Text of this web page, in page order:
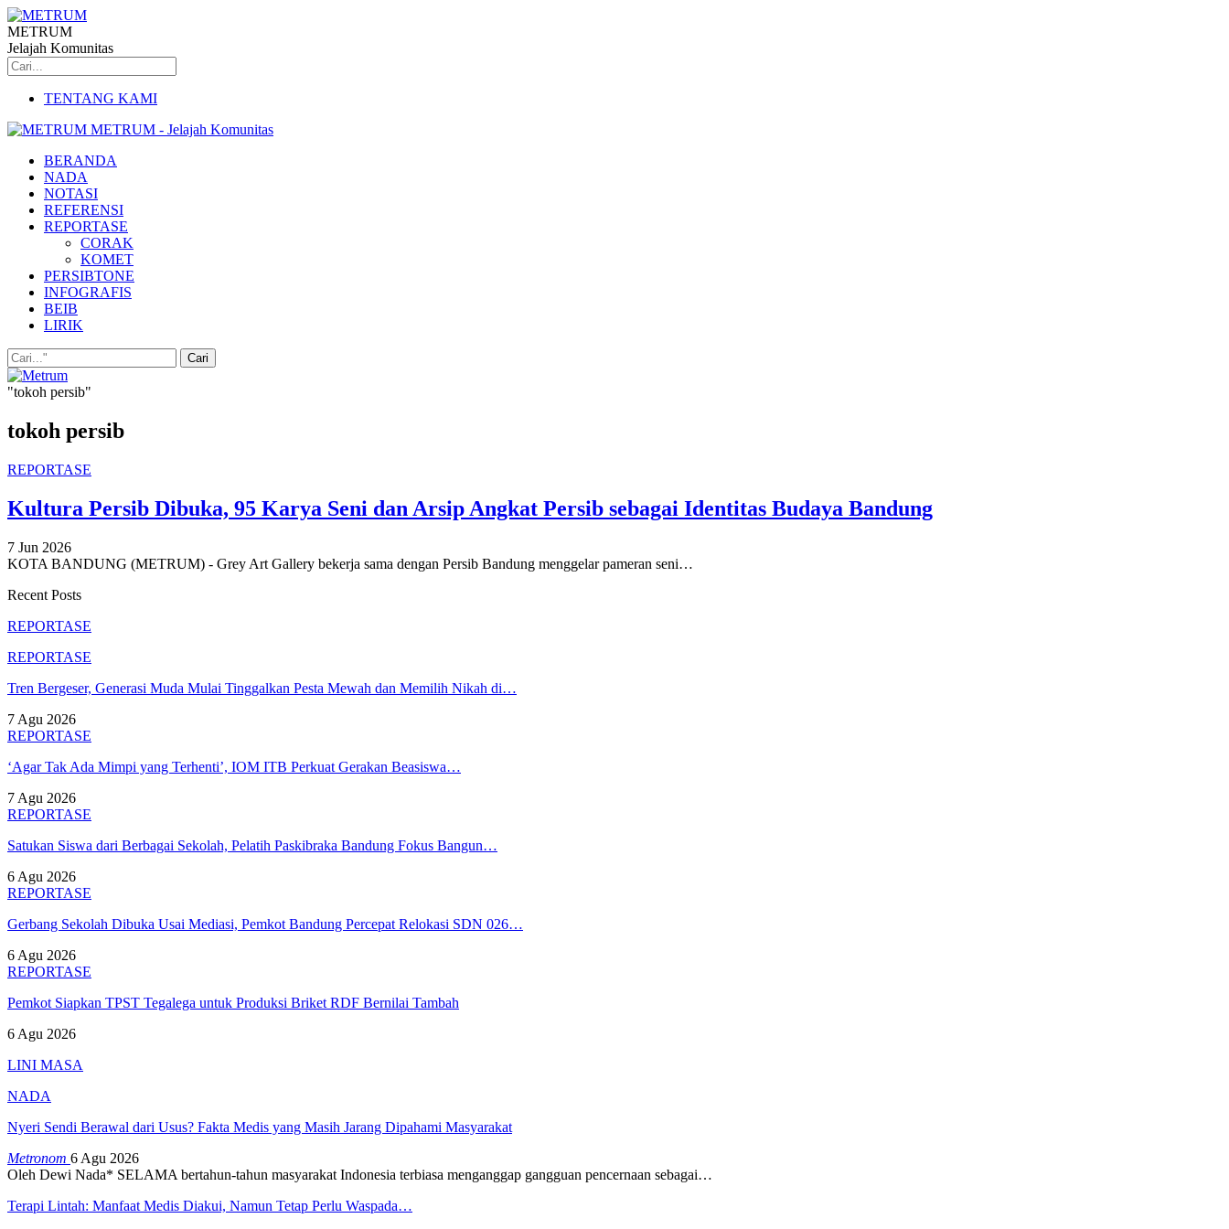
METRUM
Jelajah Komunitas
TENTANG KAMI
METRUM - Jelajah Komunitas
BERANDA
NADA
NOTASI
REFERENSI
REPORTASE
CORAK
KOMET
PERSIBTONE
INFOGRAFIS
BEIB
LIRIK
"tokoh persib"
tokoh persib
REPORTASE
Kultura Persib Dibuka, 95 Karya Seni dan Arsip Angkat Persib sebagai Identitas Budaya Bandung
7 Jun 2026
KOTA BANDUNG (METRUM) - Grey Art Gallery bekerja sama dengan Persib Bandung menggelar pameran seni…
Recent Posts
REPORTASE
REPORTASE
Tren Bergeser, Generasi Muda Mulai Tinggalkan Pesta Mewah dan Memilih Nikah di…
7 Agu 2026
REPORTASE
‘Agar Tak Ada Mimpi yang Terhenti’, IOM ITB Perkuat Gerakan Beasiswa…
7 Agu 2026
REPORTASE
Satukan Siswa dari Berbagai Sekolah, Pelatih Paskibraka Bandung Fokus Bangun…
6 Agu 2026
REPORTASE
Gerbang Sekolah Dibuka Usai Mediasi, Pemkot Bandung Percepat Relokasi SDN 026…
6 Agu 2026
REPORTASE
Pemkot Siapkan TPST Tegalega untuk Produksi Briket RDF Bernilai Tambah
6 Agu 2026
LINI MASA
NADA
Nyeri Sendi Berawal dari Usus? Fakta Medis yang Masih Jarang Dipahami Masyarakat
Metronom 6 Agu 2026
Oleh Dewi Nada* SELAMA bertahun-tahun masyarakat Indonesia terbiasa menganggap gangguan pencernaan sebagai…
Terapi Lintah: Manfaat Medis Diakui, Namun Tetap Perlu Waspada…